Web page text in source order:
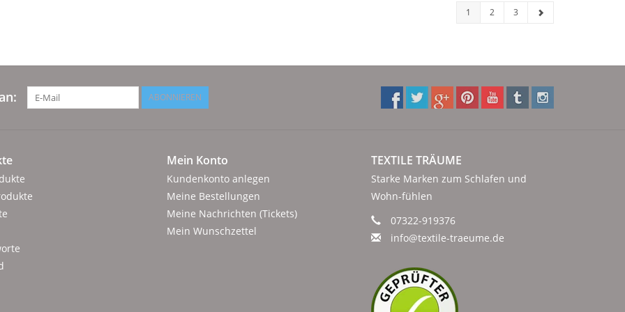
1 2 3
ABONNIEREN
Mein Konto
Kundenkonto anlegen
Meine Bestellungen
Meine Nachrichten (Tickets)
Mein Wunschzettel
TEXTILE TRÄUME
Starke Marken zum Schlafen und
Wohn-fühlen
07322-919376
info@textile-traeume.de